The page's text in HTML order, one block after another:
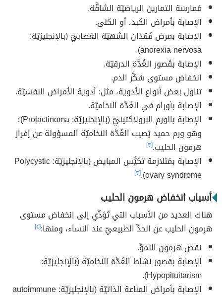
مُمارسة التمارين الرياضيّة الشاقَّة.
الإصابة بأمراض الكبد، أو الكلى.
الإصابة بمرض فُقدان الشهيّة العُصابيّ (بالإنجليزيّة:
anorexia nervosa).
الإصابة بقُصور الغُدَّة الدرقيّة.
انخفاض مستوى سُكَّر الدم.
تناول بعض أنواع الأدوية، مثل: أدوية الأمراض النفسيّة.
الإصابة بأورام في الغُدَّة النخاميّة.
الإصابة بالورم البرولاكتينيّ (بالإنجليزيّة: Prolactinoma)؛
وهو ورم حميد يُصيب الغُدَّة النخاميّة المسؤولة عن إفراز
هرمون الحليب.[٣]
الإصابة بمُتلازمة تكيُّس المبايض (بالإنجليزيّة: Polycystic
ovary syndrome). [٣]
أسباب انخفاض هرمون الحليب
هناك العديد من الأسباب التي تُؤدِّي إلى انخفاض مستوى
هرمون الحليب عن الحدِّ الطبيعيّ عند النساء، ومنها:[٤]
نقص هرمون النموِّ.
الإصابة بقصور نشاط الغُدَّة النخاميّة (بالإنجليزيّة:
Hypopituitarism).
الإصابة بأمراض المناعة الذاتيّة (بالإنجليزيّة: autoimmune